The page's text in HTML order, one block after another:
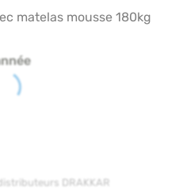
matelas mousse 180kg
DRAKKAR